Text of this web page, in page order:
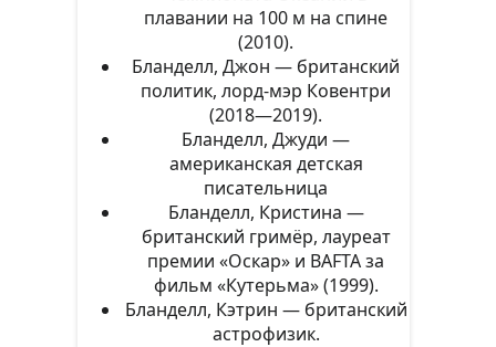
плавании на 100 м на спине
(2010).
Бланделл, Джон — британский
политик, лорд-мэр Ковентри
(2018—2019).
Бланделл, Джуди —
американская детская
писательница
Бланделл, Кристина —
британский гримёр, лауреат
премии «Оскар» и BAFTA за
фильм «Кутерьма» (1999).
Бланделл, Кэтрин — британский
астрофизик.